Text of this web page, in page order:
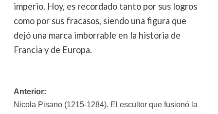
imperio. Hoy, es recordado tanto por sus logros
como por sus fracasos, siendo una figura que
dejó una marca imborrable en la historia de
Francia y de Europa.
Navegación
de
Anterior:
Nicola Pisano (1215-1284). El escultor que fusionó la